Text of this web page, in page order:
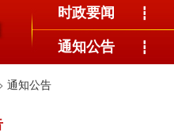
时政要闻 ┇
通知公告 ┇
通知公告